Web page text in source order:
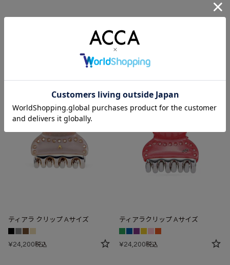
ティアラ クリップ Aサイズ
¥24,200税込
ティアラクリップ Aサイズ
¥24,200税込